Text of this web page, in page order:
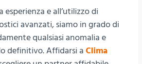
esperienza e all’utilizzo di
avanzati, siamo in grado di
qualsiasi anomalia e
definitivo. Affidarsi a Clima